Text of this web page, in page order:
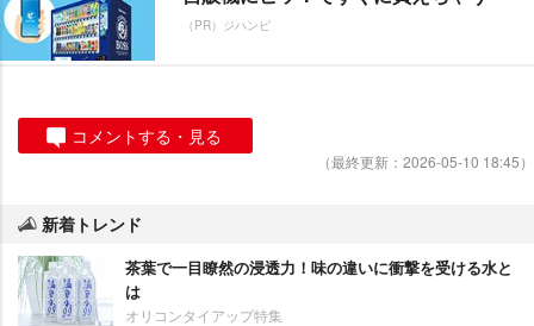
（PR）ジハンピ
コメントする・見る
（最終更新：2026-05-10 18:45）
新着トレンド
茶葉で一目瞭然の浸透力！味の違いに衝撃を受ける水と
は
オリコンタイアップ特集